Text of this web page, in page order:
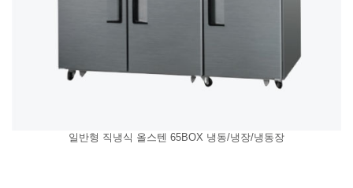
일반형 직냉식 올스텐 65BOX 냉동/냉장/냉동장